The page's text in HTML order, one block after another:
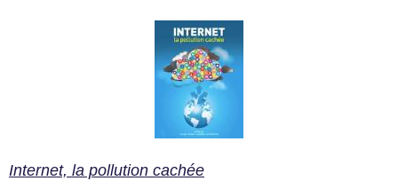
Internet, la pollution cachée